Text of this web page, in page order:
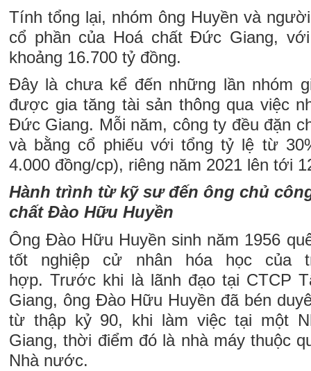
Tính tổng lại, nhóm ông Huyền và
cổ phần của Hoá chất Đức Giang,
khoảng 16.700 tỷ đồng.
Đây là chưa kể đến những lần nhóm
được gia tăng tài sản thông qua việc
Đức Giang. Mỗi năm, công ty đều đặn
và bằng cổ phiếu với tổng tỷ lệ từ
4.000 đồng/cp), riêng năm 2021 lên tới
Hành trình từ kỹ sư đến ông chủ
chất Đào Hữu Huyền
Ông Đào Hữu Huyền sinh năm 1956
tốt nghiệp cử nhân hóa học của
hợp. Trước khi là lãnh đạo tại CTCP
Giang, ông Đào Hữu Huyền đã bén
từ thập kỷ 90, khi làm việc tại một
Giang, thời điểm đó là nhà máy thuộc
Nhà nước.